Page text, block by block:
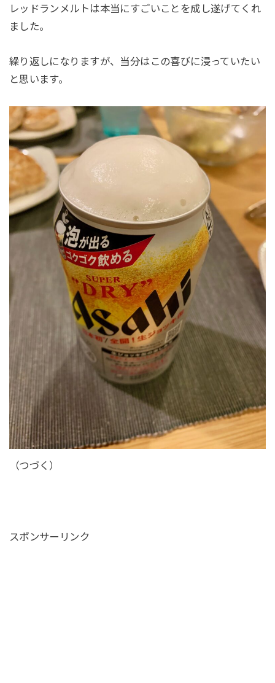
レッドランメルトは本当にすごいことを成し遂げてくれ
ました。
繰り返しになりますが、当分はこの喜びに浸っていたい
と思います。
（つづく）
スポンサーリンク